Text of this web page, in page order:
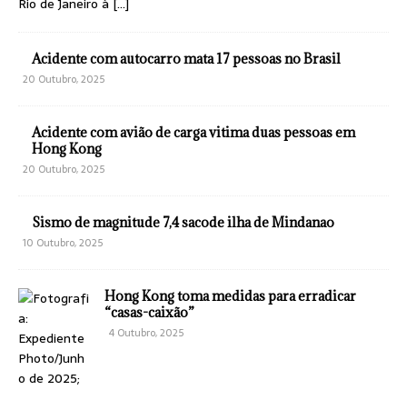
Acidente com autocarro mata 17 pessoas no Brasil
20 Outubro, 2025
Acidente com avião de carga vitima duas pessoas em
Hong Kong
20 Outubro, 2025
Sismo de magnitude 7,4 sacode ilha de Mindanao
10 Outubro, 2025
Hong Kong toma medidas para erradicar
“casas-caixão”
4 Outubro, 2025